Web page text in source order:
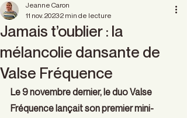
Jamais t’oublier : la
mélancolie dansante de
Valse Fréquence
Jeanne Caron
11 nov. 20232 min de lecture
Le 9 novembre dernier, le duo Valse
Fréquence lançait son premier mini-